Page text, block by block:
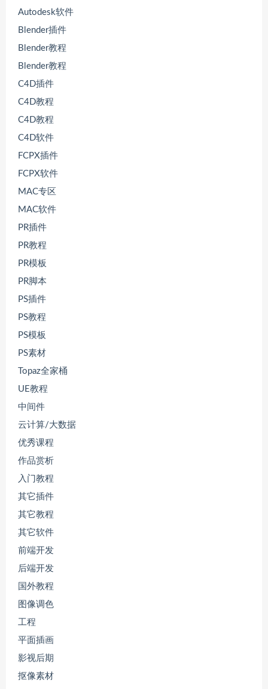
Autodesk软件
Blender插件
Blender教程
Blender教程
C4D插件
C4D教程
C4D教程
C4D软件
FCPX插件
FCPX软件
MAC专区
MAC软件
PR插件
PR教程
PR模板
PR脚本
PS插件
PS教程
PS模板
PS素材
Topaz全家桶
UE教程
中间件
云计算/大数据
优秀课程
作品赏析
入门教程
其它插件
其它教程
其它软件
前端开发
后端开发
国外教程
图像调色
工程
平面插画
影视后期
抠像素材